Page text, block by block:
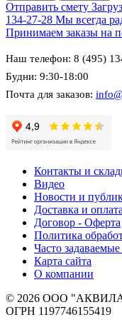
Отправить смету
134-27-28 Мы всегда
Принимаем заказы на
Наш телефон: 8 (495)
Будни: 9:30-18:00
Почта для заказов:
Контакты и
Видео
Новости и
Доставка и оплата
Договор - Оферта
Политика
Часто
Карта сайта
О компании
© 2026 ООО
ОГРН 1197746155419